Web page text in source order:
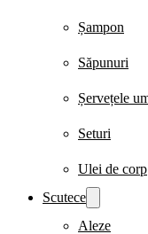
Șampon
Săpunuri
Șervețele
Seturi
Ulei de corp
Scutece
Aleze